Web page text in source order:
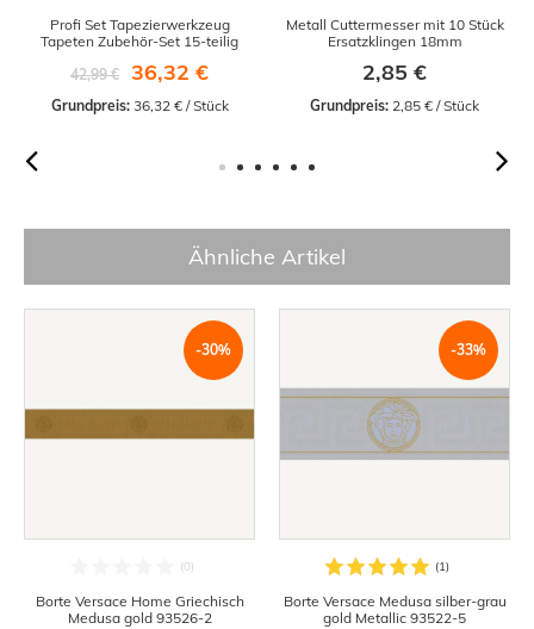
Profi Set Tapezierwerkzeug
Tapeten Zubehör-Set 15-teilig
42,99 €
36,32 €
Grundpreis: 36,32 € / Stück
Metall Cuttermesser mit 10 Stück
Ersatzklingen 18mm
2,85 €
Grundpreis: 2,85 € / Stück
Ähnliche Artikel
-30%
Borte Versace Home Griechisch
Medusa gold 93526-2
-33%
Borte Versace Medusa silber-grau
gold Metallic 93522-5